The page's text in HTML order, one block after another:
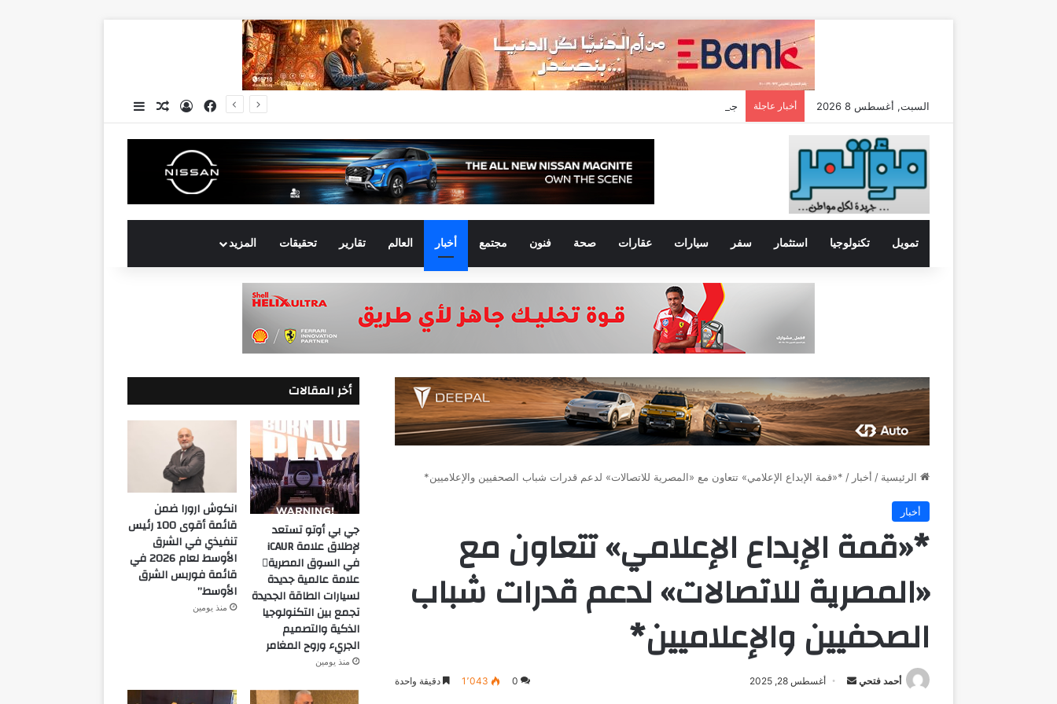
السبت, أغسطس 8 2026 أخبار عاجلة فيسبوكتسجيل الدخول
مقال عشوائي
إضافة عمود جانبي
تمويل تكنولوجيا استثمار سفر سيارات عقارات صحة فنون مجتمع أخبار العالم تقارير تحقيقات المزيد
الرئيسية / أخبار / *«قمة الإبداع الإعلامي» تتعاون مع «المصرية للاتصالات» لدعم قدرات شباب الصحفيين والإعلاميين*
أخبار
*«قمة الإبداع الإعلامي» تتعاون مع
«المصرية للاتصالات» لدعم قدرات شباب
الصحفيين والإعلاميين*
أحمد فتحي
أرسل أغسطس 28, 2025 0 1٬043 دقيقة واحدة
أخر المقالات
جي بي أوتو تستعد
لإطلاق علامة iCAUR
في السوق المصرية
علامة عالمية جديدة
لسيارات الطاقة الجديدة
تجمع بين التكنولوجيا
الذكية والتصميم
الجريء وروح المغامر
منذ يومين
انكوش ارورا ضمن
قائمة أقوى 100 رئيس
تنفيذي في الشرق
الأوسط لعام 2026 في
قائمة فوربس الشرق
الأوسط”
منذ يومين